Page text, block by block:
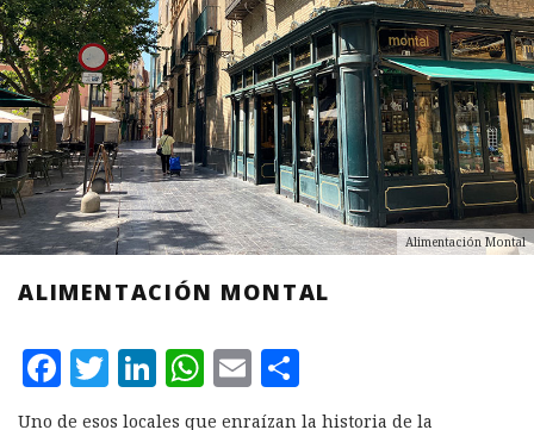
Alimentación Montal
ALIMENTACIÓN MONTAL
F
a
T
w
L
i
W
h
E
m o
Uno de esos locales que enraízan la historia de la